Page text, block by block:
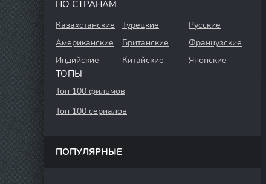
ПО СТРАНАМ
Казахстанские Турецкие
Русские
Американские
Британские
Французские
Индийские
Китайские Японские
ТОПЫ
Топ 100 фильмов
Топ 100 сериалов
ПОПУЛЯРНЫЕ